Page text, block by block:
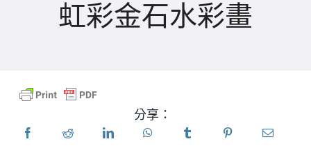
VI
產品
虹彩金石水彩畫
分享：